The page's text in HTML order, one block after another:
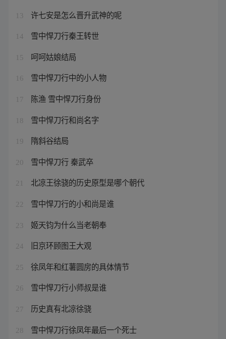
13 许七安是怎么晋升武神的呢
14 雪中悍刀行秦王转世
15 呵呵姑娘结局
16 雪中悍刀行中的小人物
17 陈渔 雪中悍刀行身份
18 雪中悍刀行和尚名字
19 隋斜谷结局
20 雪中悍刀行 秦武卒
21 北凉王徐骁的历史原型是哪个朝代
22 雪中悍刀行的小和尚是谁
23 姬天钧为什么当老朝奉
24 旧京环顾图王大观
25 徐凤年和红薯圆房的具体情节
26 雪中悍刀行小师叔是谁
27 历史真有北凉徐骁
28 雪中悍刀行徐凤年最后一个死士